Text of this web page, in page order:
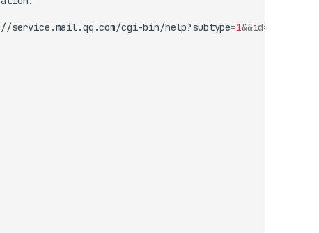
service.mail.qq.com/cgi-bin/help?subtype=1&&id=